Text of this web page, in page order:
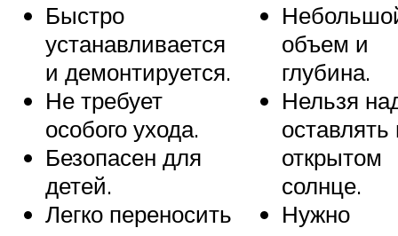
Быстро
устанавливается
и демонтируется.
Не требует
особого ухода.
Безопасен для
детей.
Легко переносить
объем и
глубина.
Нельзя
оставлять
открытом
солнце.
Нужно